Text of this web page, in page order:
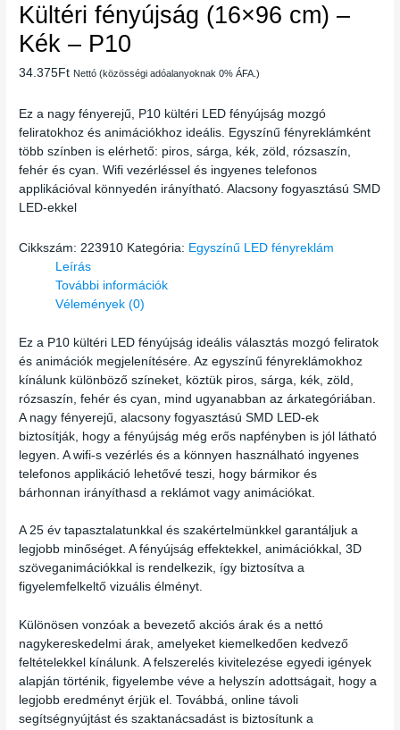
Kültéri fényújság (16×96 cm) –
Kék – P10
34.375Ft Nettó (közösségi adóalanyoknak 0% ÁFA.)
Ez a nagy fényerejű, P10 kültéri LED fényújság mozgó
feliratokhoz és animációkhoz ideális. Egyszínű fényreklámként
több színben is elérhető: piros, sárga, kék, zöld, rózsaszín,
fehér és cyan. Wifi vezérléssel és ingyenes telefonos
applikációval könnyedén irányítható. Alacsony fogyasztású SMD
LED-ekkel
Cikkszám: 223910 Kategória: Egyszínű LED fényreklám
Leírás
További információk
Vélemények (0)
Ez a P10 kültéri LED fényújság ideális választás mozgó feliratok
és animációk megjelenítésére. Az egyszínű fényreklámokhoz
kínálunk különböző színeket, köztük piros, sárga, kék, zöld,
rózsaszín, fehér és cyan, mind ugyanabban az árkategóriában.
A nagy fényerejű, alacsony fogyasztású SMD LED-ek
biztosítják, hogy a fényújság még erős napfényben is jól látható
legyen. A wifi-s vezérlés és a könnyen használható ingyenes
telefonos applikáció lehetővé teszi, hogy bármikor és
bárhonnan irányíthasd a reklámot vagy animációkat.
A 25 év tapasztalatunkkal és szakértelmünkkel garantáljuk a
legjobb minőséget. A fényújság effektekkel, animációkkal, 3D
szöveganimációkkal is rendelkezik, így biztosítva a
figyelemfelkeltő vizuális élményt.
Különösen vonzóak a bevezető akciós árak és a nettó
nagykereskedelmi árak, amelyeket kiemelkedően kedvező
feltételekkel kínálunk. A felszerelés kivitelezése egyedi igények
alapján történik, figyelembe véve a helyszín adottságait, hogy a
legjobb eredményt érjük el. Továbbá, online távoli
segítségnyújtást és szaktanácsadást is biztosítunk a